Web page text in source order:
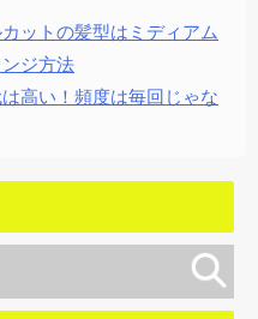
ットの髪型はミディアム
ジ方法
高い！頻度は毎回じゃな